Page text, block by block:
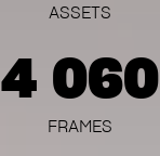
ASSETS
4 060
FRAMES